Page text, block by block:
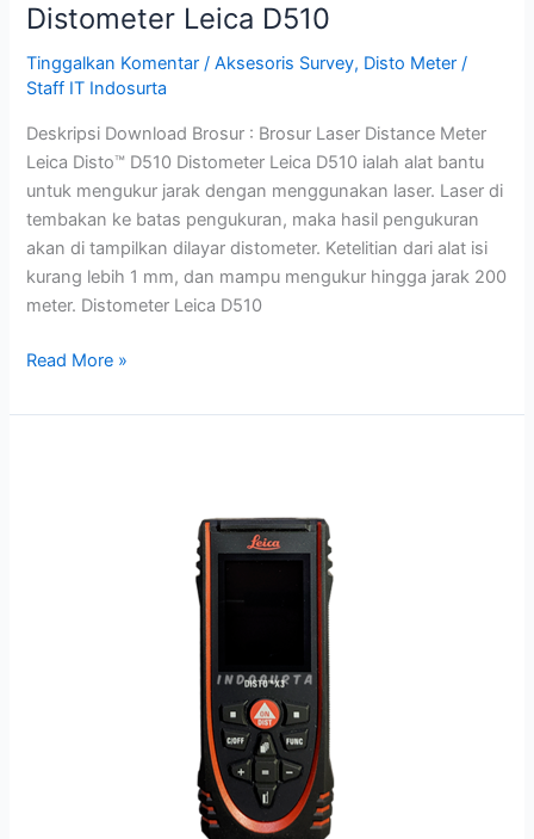
Distometer Leica D510
Tinggalkan Komentar /Aksesoris Survey, Disto Meter /
Staff IT Indosurta
Deskripsi Download Brosur : Brosur Laser Distance Meter
Leica Disto™ D510 Distometer Leica D510 ialah alat bantu
untuk mengukur jarak dengan menggunakan laser. Laser di
tembakan ke batas pengukuran, maka hasil pengukuran
akan di tampilkan dilayar distometer. Ketelitian dari alat isi
kurang lebih 1 mm, dan mampu mengukur hingga jarak 200
meter. Distometer Leica D510
Read More »